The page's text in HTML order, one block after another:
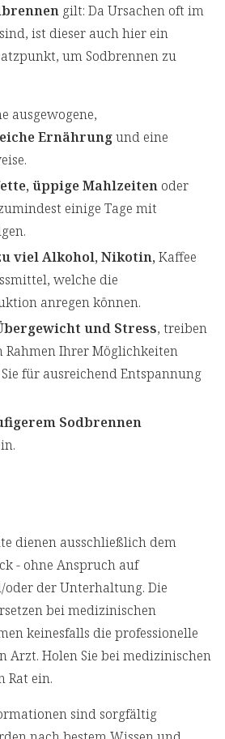
gilt: Da Ursachen oft im
ist dieser auch hier ein
um Sodbrennen zu
ausgewogene,
Ernährungund eine
üppige Mahlzeiten oder
einige Tage mit
viel Alkohol, Nikotin, Kaffee
welche die
anregen können.
und Stress, treiben
Rahmen Ihrer Möglichkeiten
für ausreichend Entspannung
Sodbrennen
dienen ausschließlich dem
- ohne Anspruch auf
der Unterhaltung. Die
bei medizinischen
keinesfalls die professionelle
Arzt. Holen Sie bei medizinischen
Rat ein.
sind sorgfältig